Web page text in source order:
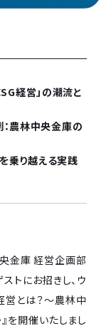
経営」の潮流と
農林中央金庫の
乗り越える実践
金庫 経営企画部
トにお招きし、ウ
営とは？〜農林中
を開催いたしまし